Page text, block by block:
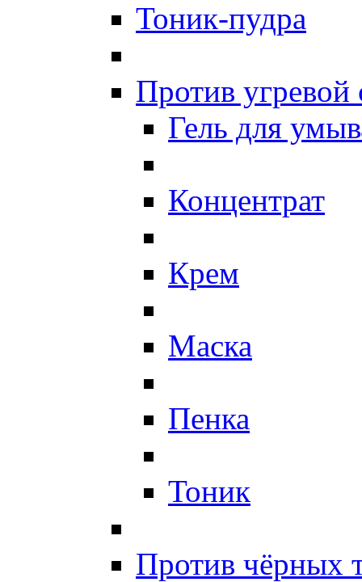
Тоник-пудра
Против
Гель для
Концентрат
Крем
Маска
Пенка
Тоник
Против чёрных